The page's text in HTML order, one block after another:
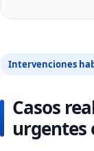
Intervenciones
Casos
urgentes